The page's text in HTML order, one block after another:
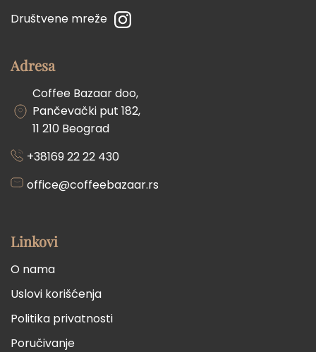
Društvene mreže
Adresa
Coffee Bazaar doo,
Pančevački put 182,
11 210 Beograd
+38169 22 22 430
office@coffeebazaar.rs
Linkovi
O nama
Uslovi korišćenja
Politika privatnosti
Poručivanje